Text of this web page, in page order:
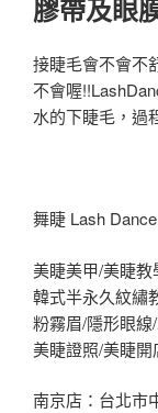
膠帶及眼
接睫毛會不會不
不會喔
水的下睫毛，過
舞睫 Lash
美睫美甲/美睫
韓式半永久紋繡
粉霧眉/隱形眼
美睫證照/美睫開
南京店：台北市